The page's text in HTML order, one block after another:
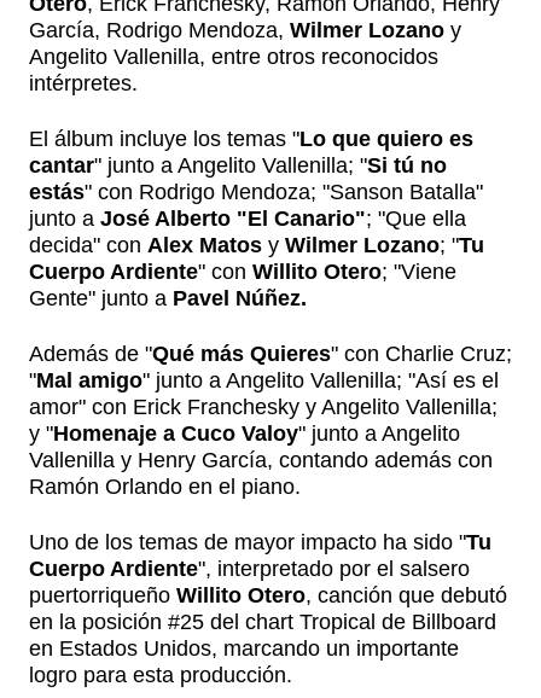
García, Rodrigo Mendoza, Wilmer Lozano y
Angelito Vallenilla, entre otros reconocidos
intérpretes.
El álbum incluye los temas "Lo que quiero es
cantar" junto a Angelito Vallenilla; "Si tú no
estás" con Rodrigo Mendoza; "Sanson Batalla"
junto a José Alberto "El Canario"; "Que ella
decida" con Alex Matos y Wilmer Lozano; "Tu
Cuerpo Ardiente" con Willito Otero; "Viene
Gente" junto a Pavel Núñez.
Además de "Qué más Quieres" con Charlie Cruz;
"Mal amigo" junto a Angelito Vallenilla; "Así es el
amor" con Erick Franchesky y Angelito Vallenilla;
y "Homenaje a Cuco Valoy" junto a Angelito
Vallenilla y Henry García, contando además con
Ramón Orlando en el piano.
Uno de los temas de mayor impacto ha sido "Tu
Cuerpo Ardiente", interpretado por el salsero
puertorriqueño Willito Otero, canción que debutó
en la posición #25 del chart Tropical de Billboard
en Estados Unidos, marcando un importante
logro para esta producción.